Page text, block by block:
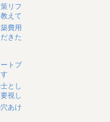
リフ
えて
費用
きた
トブ
とし
視し
あけ